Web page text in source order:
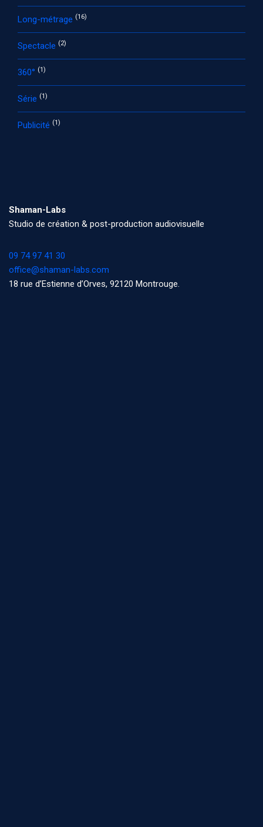
Long-métrage (16)
Spectacle (2)
360° (1)
Série (1)
Publicité (1)
Shaman-Labs
Studio de création & post-production audiovisuelle
09 74 97 41 30
office@shaman-labs.com
18 rue d’Estienne d’Orves, 92120 Montrouge.